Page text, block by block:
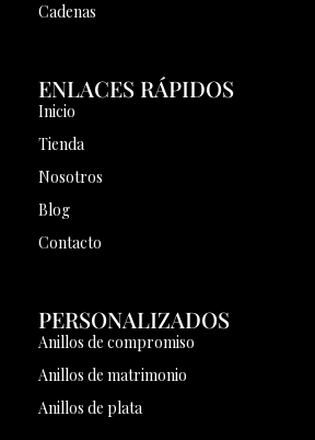
Cadenas
ENLACES RÁPIDOS
Inicio
Tienda
Nosotros
Blog
Contacto
PERSONALIZADOS
Anillos de compromiso
Anillos de matrimonio
Anillos de plata